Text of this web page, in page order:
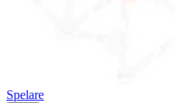
Spelare